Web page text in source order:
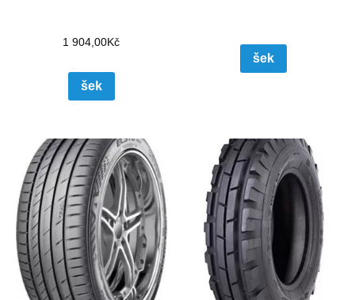
1 904,00Kč
šek
šek